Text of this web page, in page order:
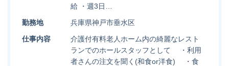
給 ・週3日…
勤務地
兵庫県神戸市垂水区
仕事内容
介護付有料老人ホーム内の綺麗なレスト
ランでのホールスタッフとして ・利用
者さんの注文を聞く(和食or洋食) ・食